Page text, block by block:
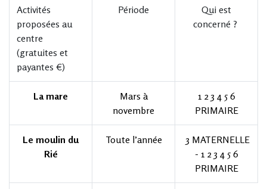
Activités
proposées au
centre
(gratuites et
payantes €)
Période
Qui est
concerné ?
La mare
Mars à
novembre
1 2 3 4 5 6
PRIMAIRE
Le moulin du
Rié
Toute l’année
3 MATERNELLE
- 1 2 3 4 5 6
PRIMAIRE